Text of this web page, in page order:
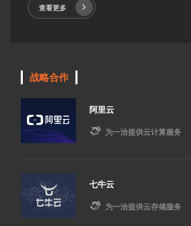
查看更多
战略合作
阿里云
 为一洽提供云计算服务
七牛云
 为一洽提供云存储服务